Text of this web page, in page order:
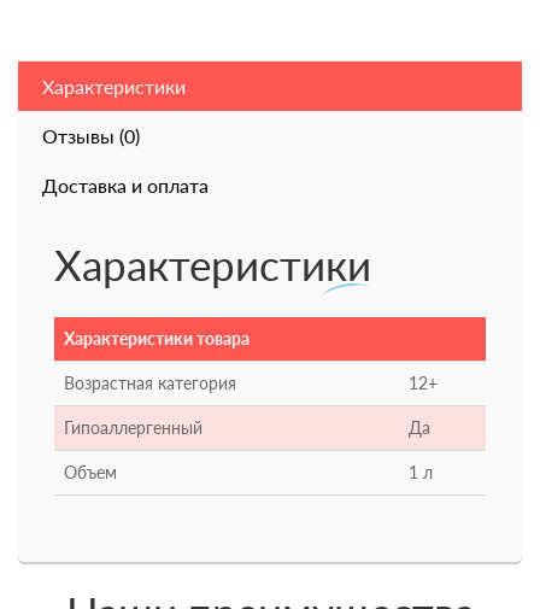
Характеристики
Отзывы (0)
Доставка и оплата
Характеристики
Характеристики товара
Возрастная категория 12+
Гипоаллергенный Да
Объем 1 л